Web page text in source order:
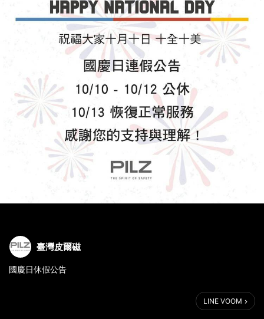
臺灣皮爾磁
國慶日休假公告
臺灣皮爾磁將於10/10-10/12公休，10/13恢復正常營業。
LINE VOOM